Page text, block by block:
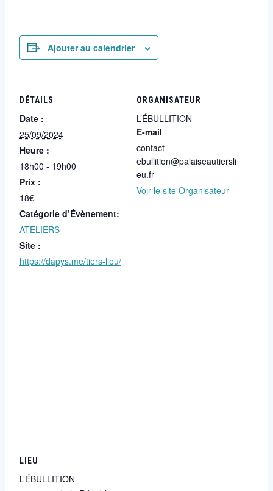
Ajouter au calendrier
DÉTAILS
Date :
25/09/2024
Heure :
18h00 - 19h00
Prix :
18€
Catégorie d’Évènement:
ATELIERS
Site :
https://dapys.me/tiers-lieu/
ORGANISATEUR
L’ÉBULLITION
E-mail
contact-
ebullition@palaiseautiersli
eu.fr
Voir le site Organisateur
LIEU
L’ÉBULLITION